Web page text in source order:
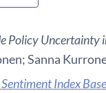
Policy Uncertainty
Sanna
Index